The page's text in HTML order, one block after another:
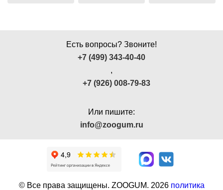
Есть вопросы? Звоните!
+7 (499) 343-40-40
,
+7 (926) 008-79-83
Или пишите:
info@zoogum.ru
© Все права защищены. ZOOGUM. 2026 политика